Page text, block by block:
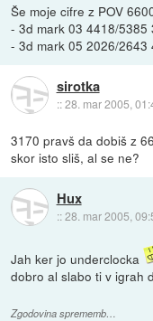
Še moje cifre z POV
- 3d mark 03 4418/5385
- 3d mark 05 2026/2643
sirotka
::28. mar 2005,
3170 pravš da dobiš z
skor isto sliš, al se ne?
Hux
::28. mar 2005,
Jah ker jo underclocka
dobro al slabo ti v igrah
Zgodovina sprememb…